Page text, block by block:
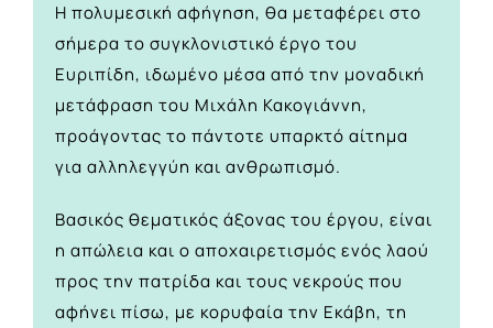
Η πολυμεσική αφήγηση, θα μεταφέρει στο
σήμερα το συγκλονιστικό έργο του
Ευριπίδη, ιδωμένο μέσα από την μοναδική
μετάφραση του Μιχάλη Κακογιάννη,
προάγοντας το πάντοτε υπαρκτό αίτημα
για αλληλεγγύη και ανθρωπισμό.
Βασικός θεματικός άξονας του έργου, είναι
η απώλεια και ο αποχαιρετισμός ενός λαού
προς την πατρίδα και τους νεκρούς που
αφήνει πίσω, με κορυφαία την Εκάβη, τη